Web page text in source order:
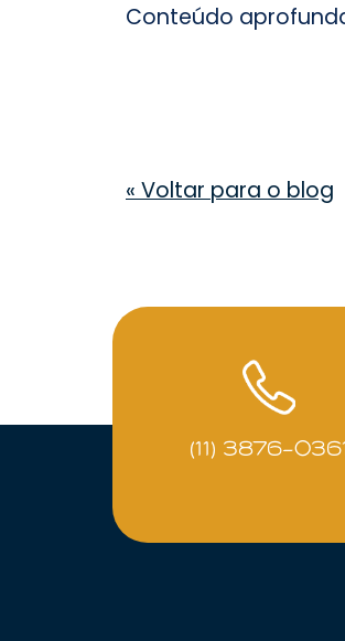
Conteúdo
« Voltar para o blog
(11) 3876-